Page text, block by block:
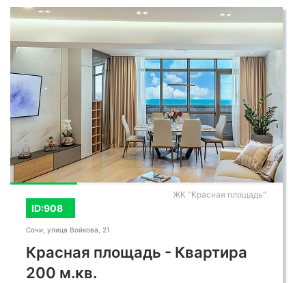
Эти апартаменты идеально подойдут для тех,
кто ценит комфорт, престижное
расположение и близость к природе.
Отличный вариант как для постоянного
проживания, так и для отдыха или сдачи в
аренду.
Звоните прямо сейчас, чтобы узнать больше и
записаться на просмотр!
ID:908
ЖК "Красная площадь"
Сочи, улица Войкова, 21
Красная площадь - Квартира
200 м.кв.